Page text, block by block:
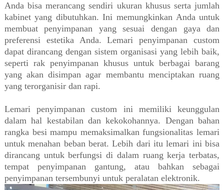
Anda bisa merancang sendiri ukuran khusus serta jumlah
kabinet yang dibutuhkan. Ini memungkinkan Anda untuk
membuat penyimpanan yang sesuai dengan gaya dan
preferensi estetika Anda. Lemari penyimpanan custom
dapat dirancang dengan sistem organisasi yang lebih baik,
seperti rak penyimpanan khusus untuk berbagai barang
yang akan disimpan agar membantu menciptakan ruang
yang terorganisir dan rapi.
Lemari penyimpanan custom ini memiliki keunggulan
dalam hal kestabilan dan kekokohannya. Dengan bahan
rangka besi mampu memaksimalkan fungsionalitas lemari
untuk menahan beban berat. Lebih dari itu lemari ini bisa
dirancang untuk berfungsi di dalam ruang kerja terbatas,
tempat penyimpanan gantung, atau bahkan sebagai
penyimpanan tersembunyi untuk peralatan elektronik.